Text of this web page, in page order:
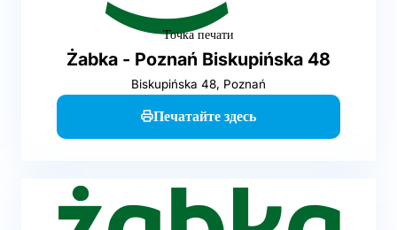
Точка печати
Żabka - Poznań Biskupińska 48
Biskupińska 48, Poznań
Печатайте здесь